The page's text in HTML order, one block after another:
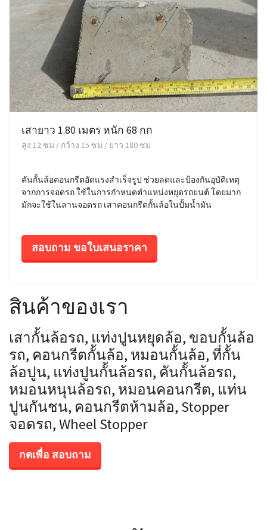
เสายาว 1.80 เมตร หนัก 68 กก
สูง 12 ซม / กว้าง 15 ซม / ยาว 180 ซม
คันกั้นล้อคอนกรีตอัดแรงสำเร็จรูป ช่วยลดและป้องกันอุบัติเหตุ
จากการจอดรถ ใช้ในการกำหนดตำแหน่งหยุดรถยนต์ โดยมาก
มักจะใช้ในลานจอดรถ เสาคอนกรีตกั้นล้อในปั้มน้ำมัน
สอบถาม ขอใบเสนอราคา
สินค้าของเรา
เสากั้นล้อรถ, แท่งปูนหยุดล้อ, ขอบกั้นล้อ
รถ, คอนกรีตกั้นล้อ, หมอนกั้นล้อ, ที่กั้น
ล้อปูน, แท่งปูนกั้นล้อรถ, คันกั้นล้อรถ,
หมอนหนุนล้อรถ, หมอนคอนกรีต, แท่น
ปูนกันชน, คอนกรีตห้ามล้อ, Stopper
จอดรถ, Wheel Stopper
กดเพื่อ สอบถาม